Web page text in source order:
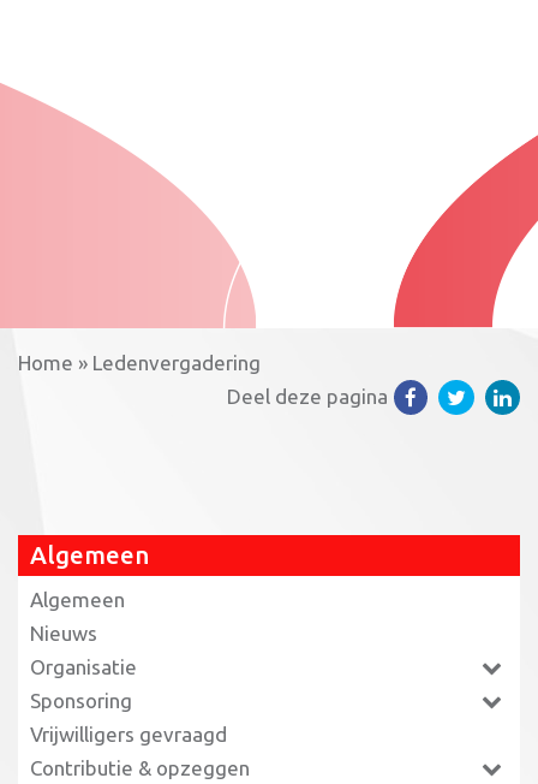
Home » Ledenvergadering
Deel deze pagina
Algemeen
Algemeen
Nieuws
Organisatie
Sponsoring
Vrijwilligers gevraagd
Contributie & opzeggen